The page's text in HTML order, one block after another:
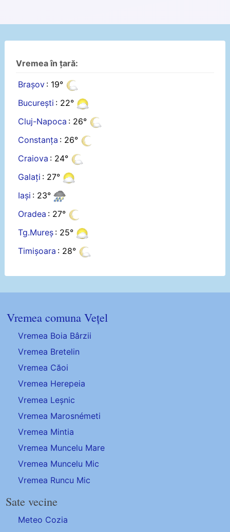
Vremea în țară:
Brașov : 19°
București : 22°
Cluj-Napoca : 26°
Constanța : 26°
Craiova : 24°
Galați : 27°
Iași : 23°
Oradea : 27°
Tg.Mureș : 25°
Timișoara : 28°
Vremea comuna Vețel
Vremea Boia Bârzii
Vremea Bretelin
Vremea Căoi
Vremea Herepeia
Vremea Leșnic
Vremea Marosnémeti
Vremea Mintia
Vremea Muncelu Mare
Vremea Muncelu Mic
Vremea Runcu Mic
Sate vecine
Meteo Cozia